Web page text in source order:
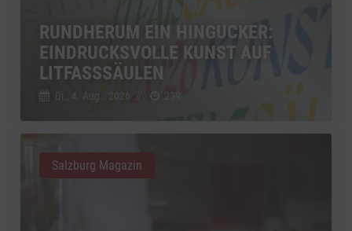
RUNDHERUM EIN HINGUCKER:
EINDRUCKSVOLLE KUNST AUF
LITFASSSÄULEN
Di., 4. Aug.. 2026 239
Salzburg Magazin